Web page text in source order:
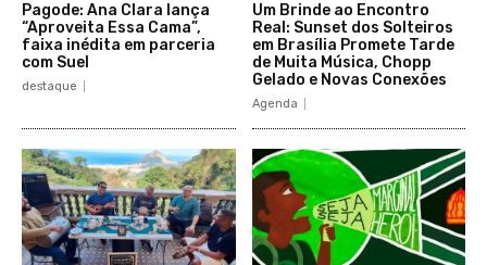
Pagode: Ana Clara lança
“Aproveita Essa Cama”,
faixa inédita em parceria
com Suel
destaque
Um Brinde ao Encontro
Real: Sunset dos Solteiros
em Brasília Promete Tarde
de Muita Música, Chopp
Gelado e Novas Conexões
Agenda